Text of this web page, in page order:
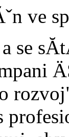
ve
se